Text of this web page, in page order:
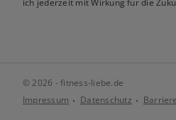
ich jederzeit mit Wirkung für die
© 2026 - fitness-liebe.de
Impressum
Datenschutz